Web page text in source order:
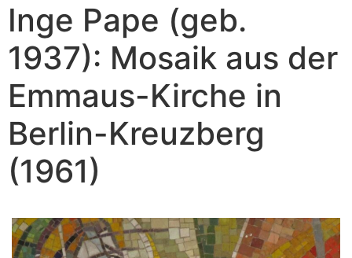
Inge Pape (geb.
1937): Mosaik aus der
Emmaus-Kirche in
Berlin-Kreuzberg
(1961)